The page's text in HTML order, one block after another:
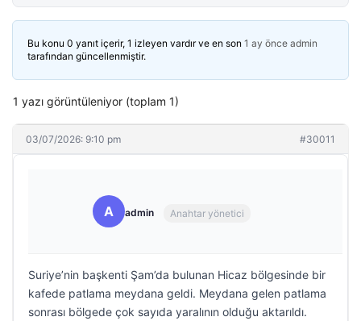
Bu konu 0 yanıt içerir, 1 izleyen vardır ve en son 1 ay önce admin
tarafından güncellenmiştir.
1 yazı görüntüleniyor (toplam 1)
03/07/2026: 9:10 pm #30011
A admin Anahtar yönetici
Suriye’nin başkenti Şam’da bulunan Hicaz bölgesinde bir
kafede patlama meydana geldi. Meydana gelen patlama
sonrası bölgede çok sayıda yaralının olduğu aktarıldı.